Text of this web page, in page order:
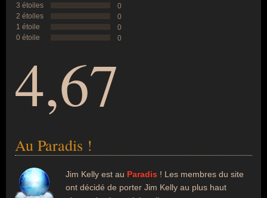
3 étoiles
0
2 étoiles
0
1 étoile
0
0 étoile
0
4,67
Au Paradis !
Jim Kelly est au Paradis ! Les membres du site
ont décidé de porter Jim Kelly au plus haut